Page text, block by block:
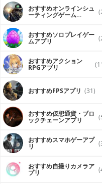
おすすめオンラインシュ
ーティングゲーム
おすすめソロプレイゲー
ムアプリ
おすすめアクション
RPGアプリ
おすすめFPSアプリ (31)
おすすめ仮想通貨・ブロ
ックチェーンアプリ
おすすめスマホゲーアプ
リ
おすすめ自撮りカメラア
プリ